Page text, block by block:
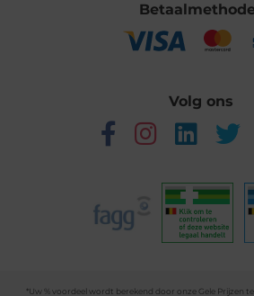
Volg ons
*Uw % voordeel wordt berekend door onze Gele Prijzen